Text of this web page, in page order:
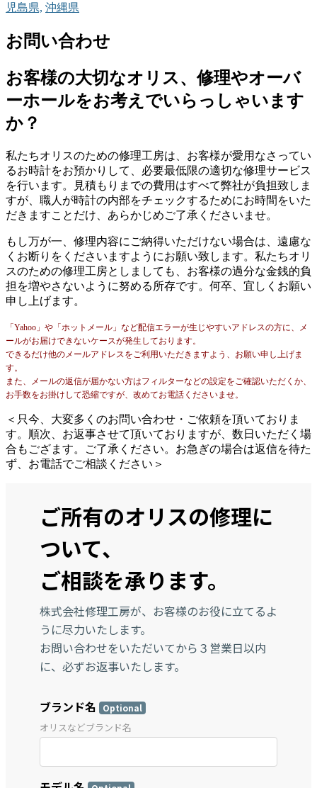
児島県, 沖縄県
お問い合わせ
お客様の大切なオリス、修理やオーバ
ーホールをお考えでいらっしゃいます
か？
私たちオリスのための修理工房は、お客様が愛用なさってい
るお時計をお預かりして、必要最低限の適切な修理サービス
を行います。見積もりまでの費用はすべて弊社が負担致しま
すが、職人が時計の内部をチェックするためにお時間をいた
だきますことだけ、あらかじめご了承くださいませ。
もし万が一、修理内容にご納得いただけない場合は、遠慮な
くお断りをくださいますようにお願い致します。私たちオリ
スのための修理工房としましても、お客様の過分な金銭的負
担を増やさないように努める所存です。何卒、宜しくお願い
申し上げます。
「Yahoo」や「ホットメール」など配信エラーが生じやすいアドレスの方に、メ
ールがお届けできないケースが発生しております。
できるだけ他のメールアドレスをご利用いただきますよう、お願い申し上げま
す。
また、メールの返信が届かない方はフィルターなどの設定をご確認いただくか、
お手数をお掛けして恐縮ですが、改めてお電話くださいませ。
＜只今、大変多くのお問い合わせ・ご依頼を頂いておりま
す。順次、お返事させて頂いておりますが、数日いただく場
合もござます。ご了承ください。お急ぎの場合は返信を待た
ず、お電話でご相談ください＞